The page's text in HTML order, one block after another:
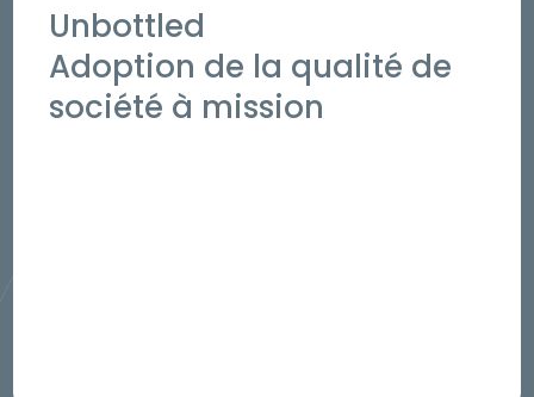
Unbottled
Adoption de la qualité de
société à mission